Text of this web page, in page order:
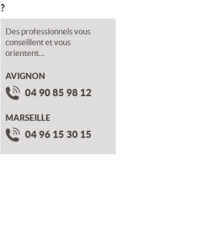
?
Des professionnels vous
conseillent et vous
orientent...
AVIGNON
04 90 85 98 12
MARSEILLE
04 96 15 30 15